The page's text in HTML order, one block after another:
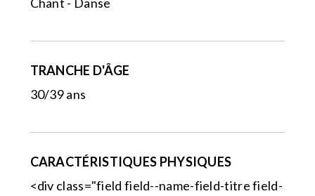
TRANCHE D'ÂGE
30/39 ans
CARACTÉRISTIQUES PHYSIQUES
<div class="field field--name-field-titre field-